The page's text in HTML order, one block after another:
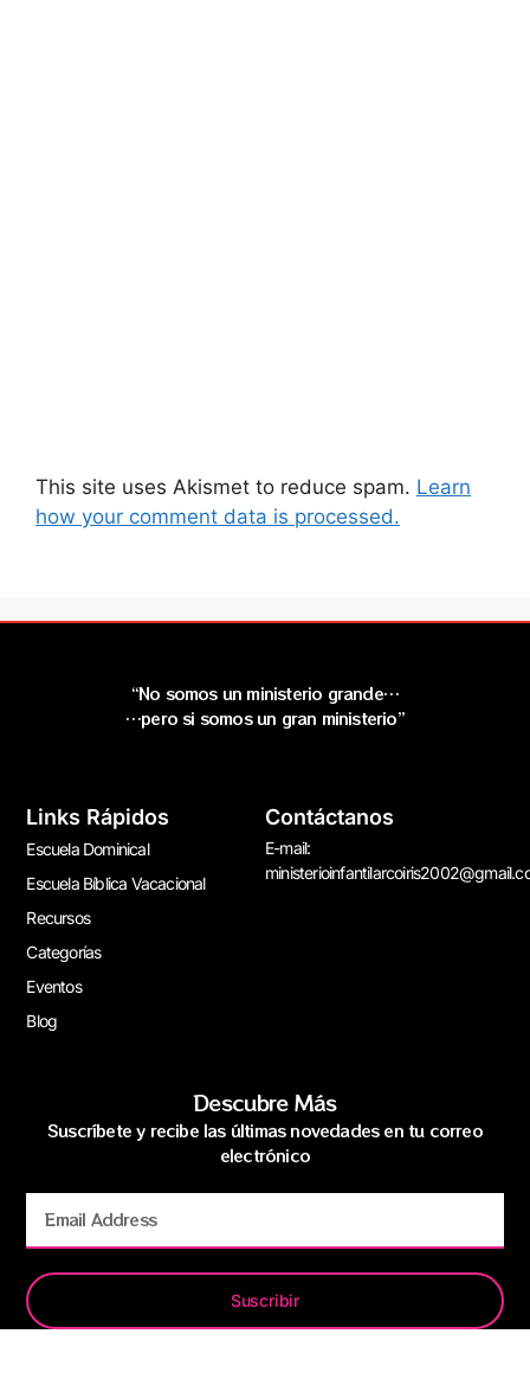
This site uses Akismet to reduce spam. Learn
how your comment data is processed.
“No somos un ministerio grande…
…pero si somos un gran ministerio”
Links Rápidos
Escuela Dominical
Escuela Bíblica Vacacional
Recursos
Categorías
Eventos
Blog
Contáctanos
E-mail:
Descubre Más
Suscríbete y recibe las últimas novedades en tu correo
electrónico
Suscribir